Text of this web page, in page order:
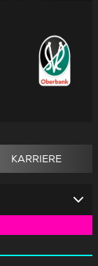
KARRIERE